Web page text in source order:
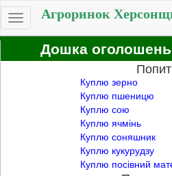
Toggle
navigation
Агроринок
Дошка
Попит
Куплю зерно
Куплю пшеницю
Куплю сою
Куплю ячмінь
Куплю соняшник
Куплю кукурудзу
Куплю посівний